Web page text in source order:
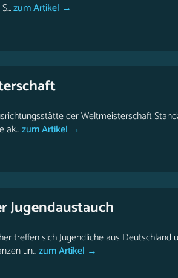
zum Artikel →
der Weltmeisterschaft
zum Artikel →
Jugendaustauch
treffen sich Jugendliche aus Deutschland
un...zum Artikel →